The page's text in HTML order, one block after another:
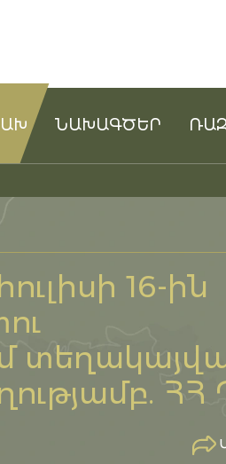
ՆԱԽԱԳԾԵՐ
16-ին
ՀՀ